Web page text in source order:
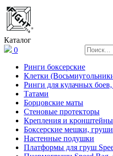
Каталог
0
Ринги боксерские
Клетки
Ринги для кулачных
Татами
Борцовские маты
Стеновые протекторы
Крепления и
Боксерские мешки, груши
Настенные подушки
Платформы для груш